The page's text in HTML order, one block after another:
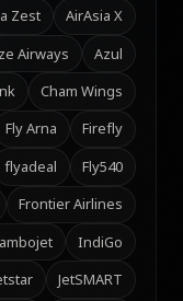
AirAsia X
Zest
Azul
Airways
Cham Wings
Firefly
Fly Arna
Fly540
flyadeal
Frontier Airlines
IndiGo
JetSMART